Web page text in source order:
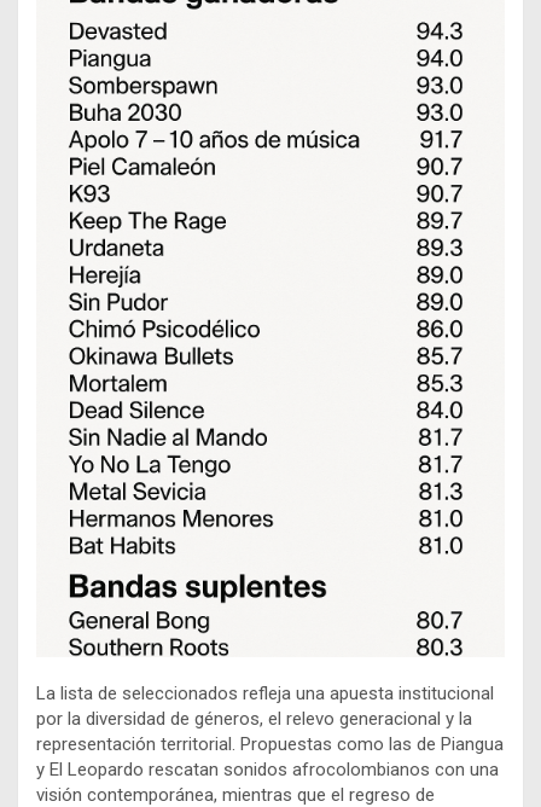
La lista de seleccionados refleja una apuesta institucional
por la diversidad de géneros, el relevo generacional y la
representación territorial. Propuestas como las de Piangua
y El Leopardo rescatan sonidos afrocolombianos con una
visión contemporánea, mientras que el regreso de